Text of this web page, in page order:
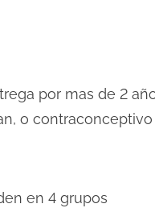
por mas de 2
o contraconceptivo
en 4 grupos